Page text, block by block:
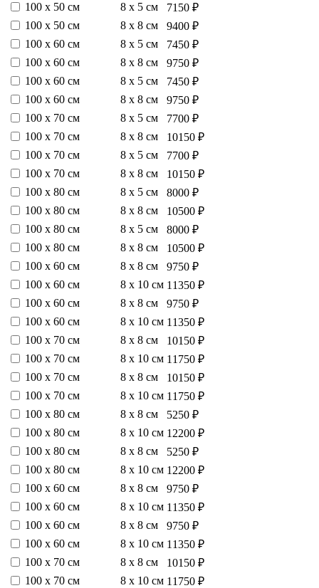
100 х 50 см
8 х 5 см
7150 ₽
100 х 50 см
8 х 8 см
9400 ₽
100 х 60 см
8 х 5 см
7450 ₽
100 х 60 см
8 х 8 см
9750 ₽
100 х 60 см
8 х 5 см
7450 ₽
100 х 60 см
8 х 8 см
9750 ₽
100 х 70 см
8 х 5 см
7700 ₽
100 х 70 см
8 х 8 см
10150 ₽
100 х 70 см
8 х 5 см
7700 ₽
100 х 70 см
8 х 8 см
10150 ₽
100 х 80 см
8 х 5 см
8000 ₽
100 х 80 см
8 х 8 см
10500 ₽
100 х 80 см
8 х 5 см
8000 ₽
100 х 80 см
8 х 8 см
10500 ₽
100 х 60 см
8 х 8 см
9750 ₽
100 х 60 см
8 х 10 см 11350 ₽
100 х 60 см
8 х 8 см
9750 ₽
100 х 60 см
8 х 10 см 11350 ₽
100 х 70 см
8 х 8 см
10150 ₽
100 х 70 см
8 х 10 см 11750 ₽
100 х 70 см
8 х 8 см
10150 ₽
100 х 70 см
8 х 10 см 11750 ₽
100 х 80 см
8 х 8 см
5250 ₽
100 х 80 см
8 х 10 см 12200 ₽
100 х 80 см
8 х 8 см
5250 ₽
100 х 80 см
8 х 10 см 12200 ₽
100 х 60 см
8 х 8 см
9750 ₽
100 х 60 см
8 х 10 см 11350 ₽
100 х 60 см
8 х 8 см
9750 ₽
100 х 60 см
8 х 10 см 11350 ₽
100 х 70 см
8 х 8 см
10150 ₽
100 х 70 см
8 х 10 см 11750 ₽